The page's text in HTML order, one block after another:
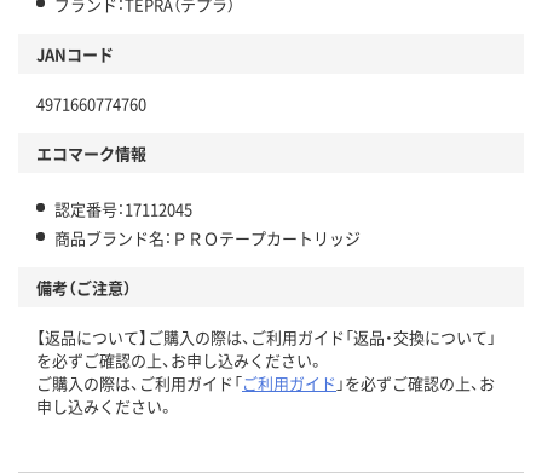
JANコード
4971660774760
エコマーク情報
認定番号：17112045
商品ブランド名：ＰＲＯテープカートリッジ
備考（ご注意）
【返品について】ご購入の際は、ご利用ガイド「返品・交換について」
を必ずご確認の上、お申し込みください。
ご購入の際は、ご利用ガイド「ご利用ガイド 」を必ずご確認の上、お
申し込みください。